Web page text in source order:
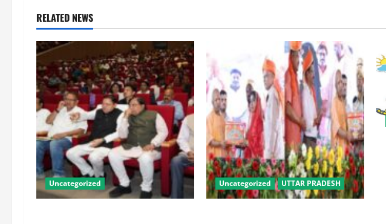
n
a
v
i
g
a
t
i
RELATED NEWS
Uncategorized Uncategorized UTTAR PRADESH